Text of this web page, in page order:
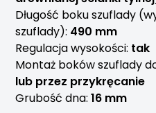
Długość boku szuflady
szuflady): 490 mm
Regulacja wysokości: tak
Montaż boków szuflady
lub przez przykręcanie
Grubość dna:16 mm